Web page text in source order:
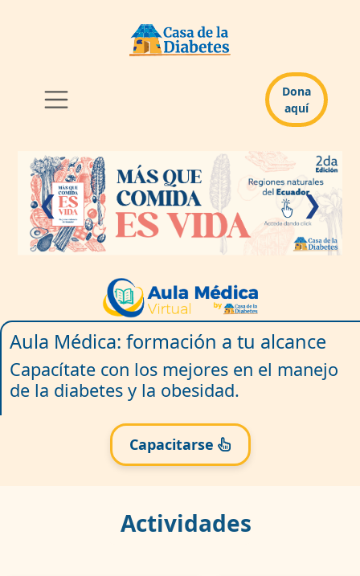
Dona
aquí
❮ ❯
Aula Médica: formación a tu alcance
Capacítate con los mejores en el manejo
de la diabetes y la obesidad.
Capacitarse
Actividades